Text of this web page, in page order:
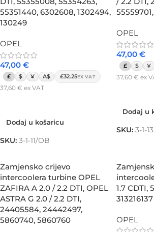
55351440, 6302608, 1302494,
130249
OPEL
47,00 €
£ $ ¥ A$ £32.25EX VAT
37,60 € ex VAT
Dodaj u košaricu
SKU: 3-1-11/OB
OPEL
47,00 €
£ $ ¥
37,60 € ex
Dodaj u
SKU: 3-1-13
Zamjensko crijevo
intercoolera turbine OPEL
ZAFIRA A 2.0 / 2.2 DTI, OPEL
ASTRA G 2.0 / 2.2 DTI,
24405584, 24442497,
5860740, 5860760
1.7 CDTI,
313216137
OPEL